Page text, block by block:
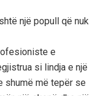
një popull që nuk
e
si lindja e një
shumë më tepër se